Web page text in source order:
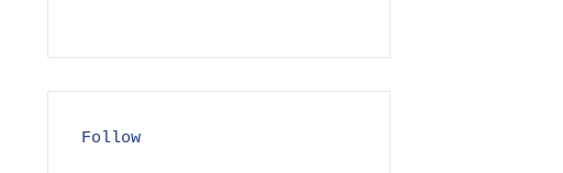
Follow